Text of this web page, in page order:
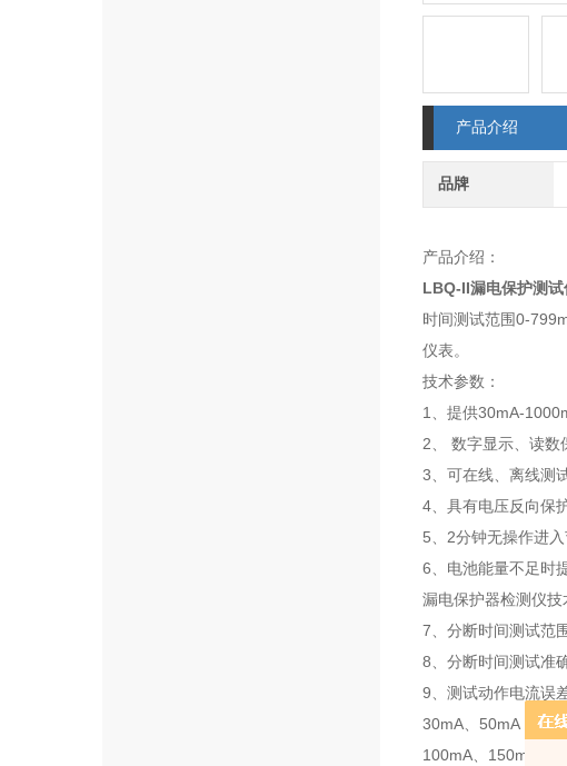
产品介绍
品牌
产品介绍：
LBQ-II漏电保护测试
时间测试范围0-
仪表。
技术参数：
1、提供30mA-
2、 数字显示、读数
3、可在线、离线测
4、具有电压反向保
5、2分钟无操作进
6、电池能量不足时
漏电保护器检测仪技
7、分断时间测试范
8、分断时间测试准
9、测试动作电流误
30mA、50mA 、
100mA、150mA、